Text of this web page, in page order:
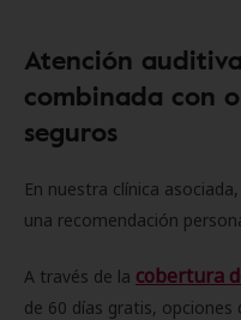
Atención
combinada con
seguros
En nuestra clínica
una recomendación
A través de la cobertura
de 60 días gratis, opciones